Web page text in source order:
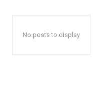
No posts to display